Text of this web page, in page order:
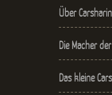
Über
Die Macher
Das kleine